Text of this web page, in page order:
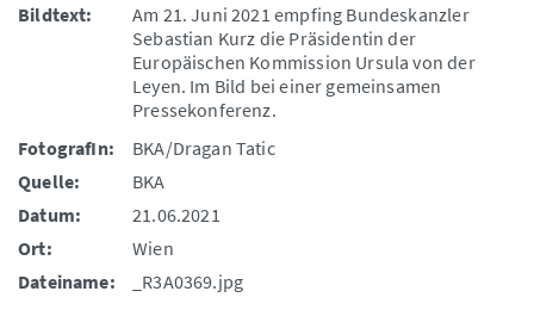
Bildtext:
Am 21. Juni 2021 empfing Bundeskanzler
Sebastian Kurz die Präsidentin der
Europäischen Kommission Ursula von der
Leyen. Im Bild bei einer gemeinsamen
Pressekonferenz.
FotografIn:
BKA/Dragan Tatic
Quelle:
BKA
Datum:
21.06.2021
Ort:
Wien
Dateiname:
_R3A0369.jpg